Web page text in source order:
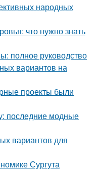
народных
что нужно знать
полное руководство
вариантов на
проекты были
последние модные
вариантов для
Сургута